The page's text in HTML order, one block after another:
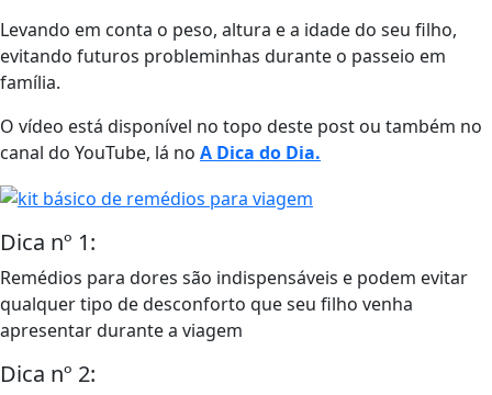
Levando em conta o peso, altura e a idade do seu filho,
evitando futuros probleminhas durante o passeio em
família.
O vídeo está disponível no topo deste post ou também no
canal do YouTube, lá no A Dica do Dia.
Dica nº 1:
Remédios para dores são indispensáveis e podem evitar
qualquer tipo de desconforto que seu filho venha
apresentar durante a viagem
Dica nº 2: